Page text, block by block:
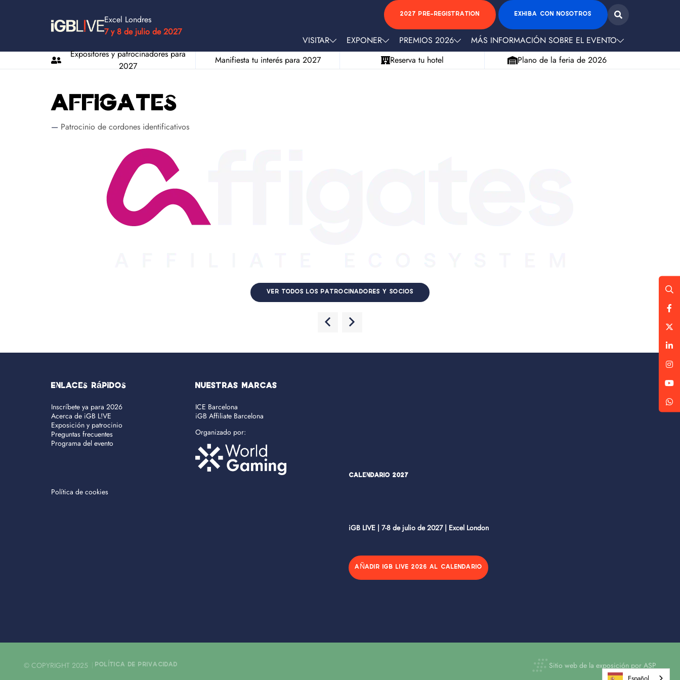
Excel Londres
7 y 8 de julio de 2027
2027 PRE-REGISTRATION EXHIBA CON NOSOTROS
VISITAR EXPONER PREMIOS 2026
MÁS INFORMACIÓN SOBRE EL EVENTO
Expositores y patrocinadores para
2027
Manifiesta tu interés para 2027 Reserva tu hotel Plano de la feria de 2026
Affigates
Patrocinio de cordones identificativos
VER TODOS LOS PATROCINADORES Y SOCIOS
Enlaces rápidos
Inscríbete ya para 2026
Acerca de iGB L!VE
Exposición y patrocinio
Preguntas frecuentes
Programa del evento
Política de cookies
NUESTRAS MARCAS
ICE Barcelona
iGB Affiliate Barcelona
Organizado por:
Calendario 2027
iGB LIVE | 7-8 de julio de 2027 | Excel London
AÑADIR IGB LIVE 2026 AL CALENDARIO
© COPYRIGHT 2025 POLÍTICA DE PRIVACIDAD Sitio web de la exposición por ASP